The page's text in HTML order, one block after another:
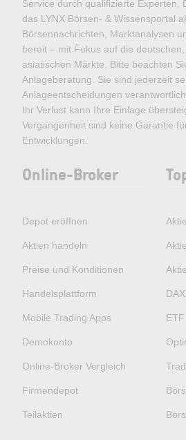
Service durch qualifizierte Experten.
das LYNX Börsen- & Wissensportal
Börsennachrichten, Marktanalysen
bereit – mit Fokus auf die
asiatischen Märkte. Bitte beachten
Anlageberatung. Sie sind jederzeit
Anlageentscheidungen
Ihr Verlust kann Ihre Einlage
Vergangenheit sind keine Garantie
Entwicklungen.
Online-Broker
Depot eröffnen
Aktien handeln
Preise und Konditionen
Handelsplattform
Mobile Trading Apps
Demokonto
Online-Broker Vergleich
Firmendepot
Teilaktien
DAX
ETF